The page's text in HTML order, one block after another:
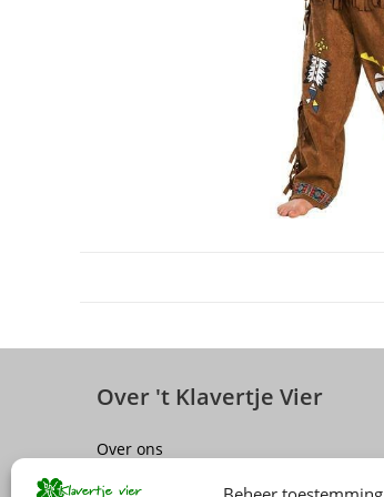
Over 't Klavertje Vier
Over ons